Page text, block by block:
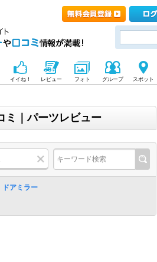
イイね！ レビュー フォト グループ スポット
ミ｜パーツレビュー
ドアミラー